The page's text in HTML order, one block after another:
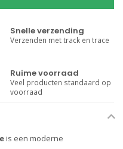
Snelle verzending
Verzenden met track en trace
Ruime voorraad
Veel producten standaard op
voorraad
is een moderne